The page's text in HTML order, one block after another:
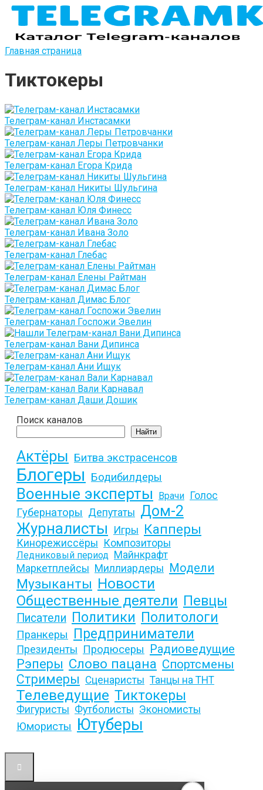
Перейти
контенту
Главная страница
Тиктокеры
Телеграм-канал Инстасамки
Телеграм-канал Леры Петровчанки
Телеграм-канал Егора Крида
Телеграм-канал Никиты Шульгина
Телеграм-канал Юля Финесс
Телеграм-канал Ивана Золо
Телеграм-канал Глебас
Телеграм-канал Елены Райтман
Телеграм-канал Димас Блог
Телеграм-канал Госпожи Эвелин
Телеграм-канал Вани Дипинса
Телеграм-канал Ани Ищук
Телеграм-канал Вали Карнавал
Телеграм-канал Даши Дошик
Поиск каналов
Найти
Актёры Битва экстрасенсов
Блогеры Бодибилдеры
Военные эксперты Врачи Голос
Губернаторы Депутаты Дом-2
Журналисты Игры Капперы
Кинорежиссёры Композиторы
Ледниковый период Майнкрафт
Маркетплейсы Миллиардеры Модели
Музыканты Новости
Общественные деятели Певцы
Писатели Политики Политологи
Пранкеры Предприниматели
Президенты Продюсеры Радиоведущие
Рэперы Слово пацана Спортсмены
Стримеры Сценаристы Танцы на ТНТ
Телеведущие Тиктокеры
Фигуристы Футболисты Экономисты
Юмористы Ютуберы